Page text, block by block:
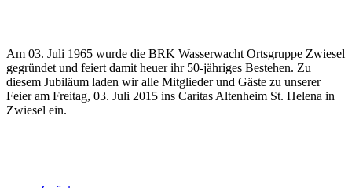
Am 03. Juli 1965 wurde die BRK Wasserwacht Ortsgruppe Zwiesel
gegründet und feiert damit heuer ihr 50-jähriges Bestehen. Zu
diesem Jubiläum laden wir alle Mitglieder und Gäste zu unserer
Feier am Freitag, 03. Juli 2015 ins Caritas Altenheim St. Helena in
Zwiesel ein.